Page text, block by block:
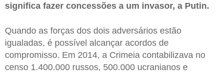
significa fazer concessões a um invasor, a Putin.
Quando as forças dos dois adversários estão
igualadas, é possível alcançar acordos de
compromisso. Em 2014, a Crimeia contabilizava no
censo 1.400.000 russos, 500.000 ucranianos e